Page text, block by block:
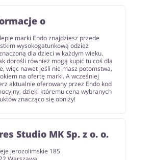
o
marki Endo znajdziesz przede
wysokogatunkową odzież
dla dzieci w każdym wieku.
dorośli również mogą kupić tu coś dla
więc nawet jeśli nie masz potomstwa,
na ofertę marki. A wcześniej
aktualnie oferowany przez Endo kod
dzięki któremu cena wybranych
znacząco się obniży!
Studio MK Sp. z o. o.
Jerozolimskie 185